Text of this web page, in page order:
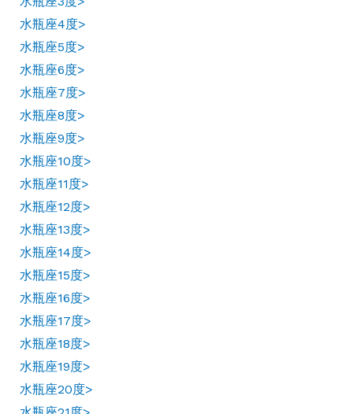
水瓶座4度>
水瓶座5度>
水瓶座6度>
水瓶座7度>
水瓶座8度>
水瓶座9度>
水瓶座10度>
水瓶座11度>
水瓶座12度>
水瓶座13度>
水瓶座14度>
水瓶座15度>
水瓶座16度>
水瓶座17度>
水瓶座18度>
水瓶座19度>
水瓶座20度>